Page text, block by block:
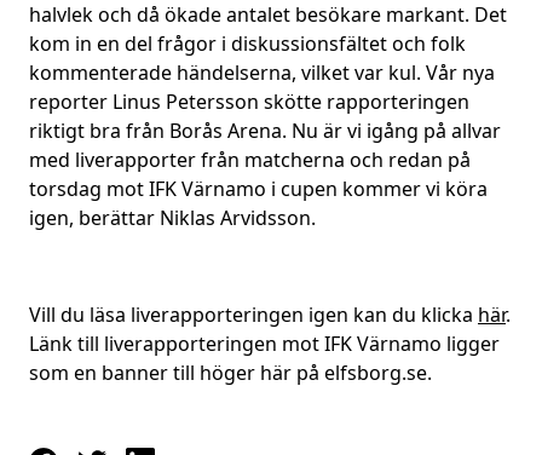
halvlek och då ökade antalet besökare markant. Det
kom in en del frågor i diskussionsfältet och folk
kommenterade händelserna, vilket var kul. Vår nya
reporter Linus Petersson skötte rapporteringen
riktigt bra från Borås Arena. Nu är vi igång på allvar
med liverapporter från matcherna och redan på
torsdag mot IFK Värnamo i cupen kommer vi köra
igen, berättar Niklas Arvidsson.
Vill du läsa liverapporteringen igen kan du klicka här.
Länk till liverapporteringen mot IFK Värnamo ligger
som en banner till höger här på elfsborg.se.